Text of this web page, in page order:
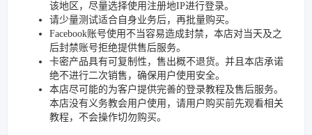
该地区，尽量选择使用注册地IP进行登录。
请少量测试适合自身业务后，再批量购买。
Facebook账号使用不当容易造成封禁，本店对当天及之
后封禁账号拒绝提供售后服务。
卡密产品具有可复制性，售出概不退货。并且本店承诺
绝不进行二次销售，确保用户使用安全。
本店尽可能的为客户提供完善的登录教程及售后服务。
本店没有义务教会用户使用，请用户购买前先观看相关
教程，不会操作切勿购买。